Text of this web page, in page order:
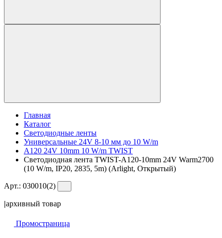
Главная
Каталог
Светодиодные ленты
Универсальные 24V 8-10 мм до 10 W/m
A120 24V 10mm 10 W/m TWIST
Светодиодная лента TWIST-A120-10mm 24V Warm2700
(10 W/m, IP20, 2835, 5m) (Arlight, Открытый)
Арт.: 030010(2)
|архивный товар
Промостраница